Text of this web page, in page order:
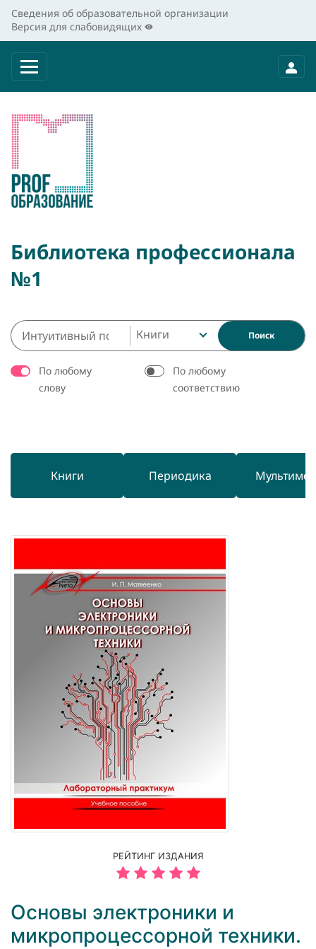
Сведения об образовательной организации
Версия для слабовидящих
Библиотека профессионала
№1
Книги Поиск
По любому
слову
По любому
соответствию
Книги Периодика
РЕЙТИНГ ИЗДАНИЯ
Основы электроники и
микропроцессорной техники.